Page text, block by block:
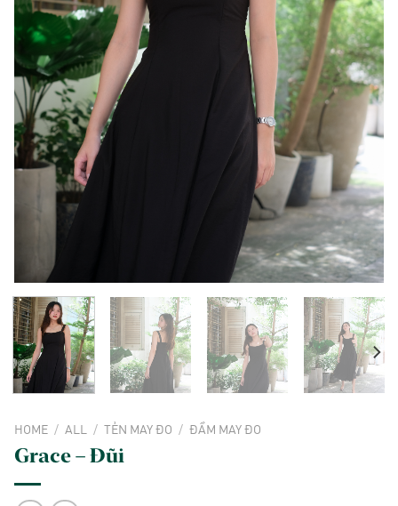
HOME / ALL / TẺN MAY ĐO / ĐẦM MAY ĐO
Grace – Đũi